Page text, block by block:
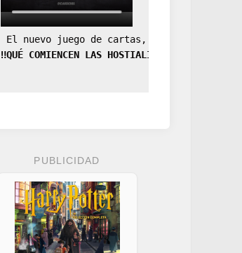
El nuevo juego de cartas, la expansión
‼️QUÉ COMIENCEN LAS HOSTIALIDADES‼️
PUBLICIDAD